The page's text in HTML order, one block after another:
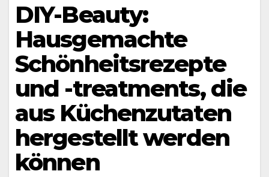
DIY-Beauty:
Hausgemachte
Schönheitsrezepte
und -treatments, die
aus Küchenzutaten
hergestellt werden
können